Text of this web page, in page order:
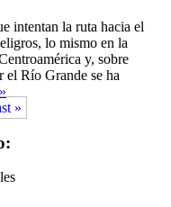
intentan la ruta hacia el
lo mismo en la
y, sobre
el Río Grande se ha
»
»